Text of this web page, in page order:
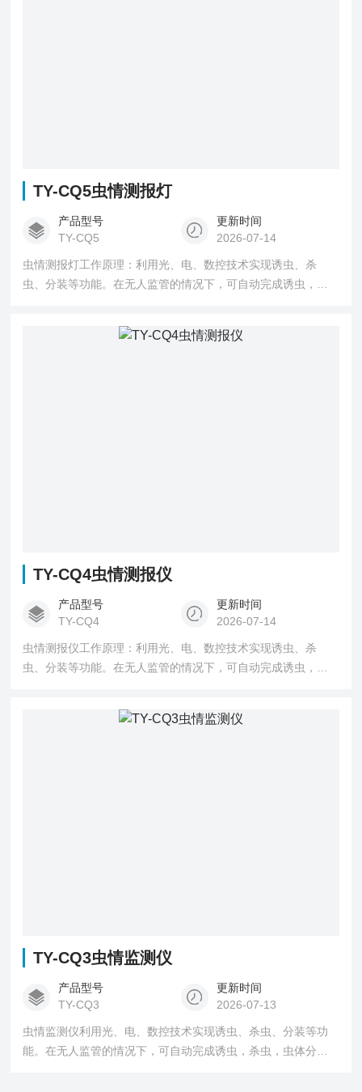
TY-CQ5虫情测报灯
产品型号
TY-CQ5
更新时间
2026-07-14
虫情测报灯工作原理：利用光、电、数控技术实现诱虫、杀
虫、分装等功能。在无人监管的情况下，可自动完成诱虫，杀
传到指定农业云平台。
TY-CQ4虫情测报仪
产品型号
TY-CQ4
更新时间
2026-07-14
虫情测报仪工作原理：利用光、电、数控技术实现诱虫、杀
虫、分装等功能。在无人监管的情况下，可自动完成诱虫，杀
传到指定农业云平台。
TY-CQ3虫情监测仪
产品型号
TY-CQ3
更新时间
2026-07-13
虫情监测仪利用光、电、数控技术实现诱虫、杀虫、分装等功
能。在无人监管的情况下，可自动完成诱虫，杀虫，虫体分